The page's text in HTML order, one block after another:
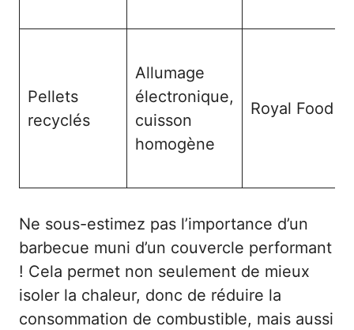
Pellets
recyclés
Allumage
électronique,
cuisson
homogène
Royal Food
Ne sous-estimez pas l’importance d’un
barbecue muni d’un couvercle performant
! Cela permet non seulement de mieux
isoler la chaleur, donc de réduire la
consommation de combustible, mais aussi